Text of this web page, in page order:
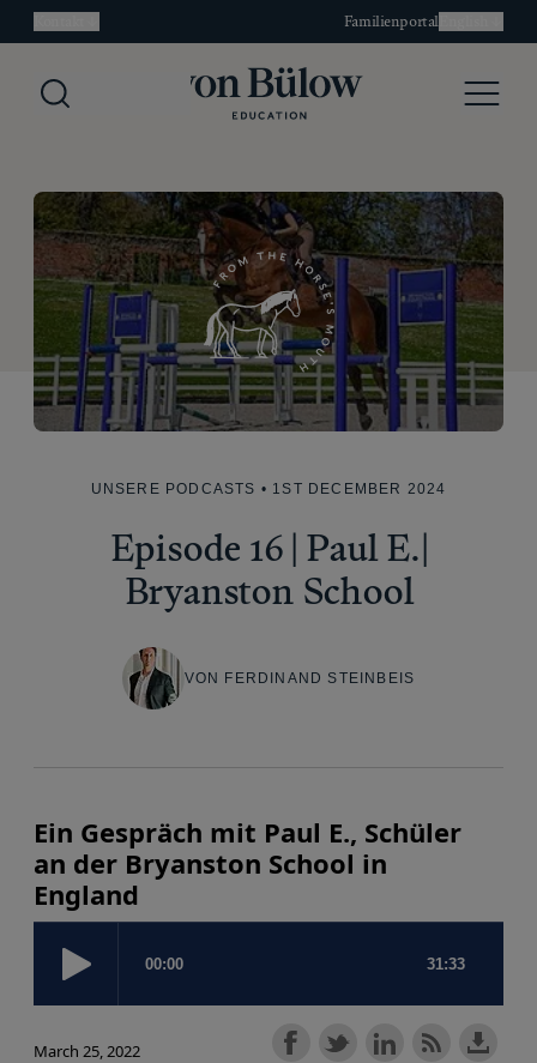
FamilienportalEnglish
Search Menu
UNSERE PODCASTS • 1ST DECEMBER 2024
Episode 16 | Paul E.|
Bryanston School
VON FERDINAND STEINBEIS
Ein Gespräch mit Paul E., Schüler
an der Bryanston School in
England
March 25, 2022